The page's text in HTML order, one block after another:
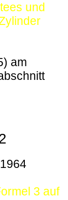
und
am
3 auf